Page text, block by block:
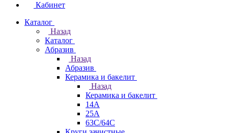
Кабинет
Каталог
Назад
Каталог
Абразив
Назад
Абразив
Керамика и бакелит
Назад
Керамика и бакелит
14А
25А
63С/64С